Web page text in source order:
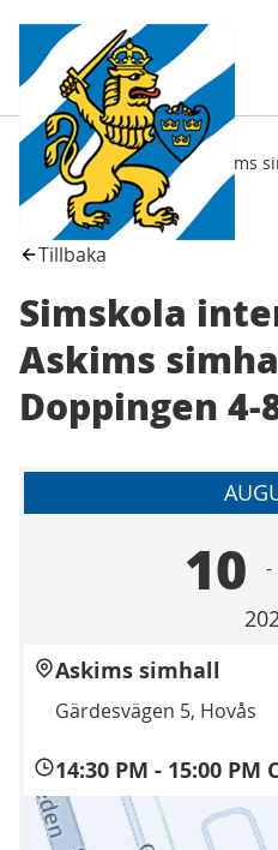
Möten /
Simskola intensivkurs, Askims
Tillbaka
Simskola
Askims
Doppingen 4-
10 -
Askims simhall
Gärdesvägen 5, Hovås
14:30 PM - 15:00 PM